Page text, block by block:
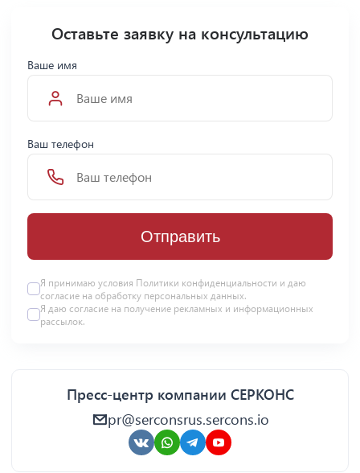
Оставьте заявку на консультацию
Ваше имя
Ваш телефон
Отправить
Я принимаю условия Политики конфиденциальности и даю
согласие на обработку персональных данных.
Я даю согласие на получение рекламных и информационных
рассылок.
Пресс-центр компании СЕРКОНС
pr@serconsrus.sercons.io